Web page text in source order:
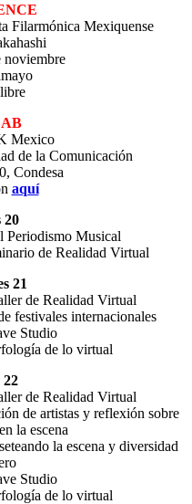
Filarmónica Mexiquense
noviembre
Mexico
de la Comunicación
Condesa
aquí
20
Periodismo Musical
de Realidad Virtual
21
de Realidad Virtual
festivales internacionales
Studio
de lo virtual
22
de Realidad Virtual
de artistas y reflexión sobre
la escena
la escena y diversidad
Studio
de lo virtual